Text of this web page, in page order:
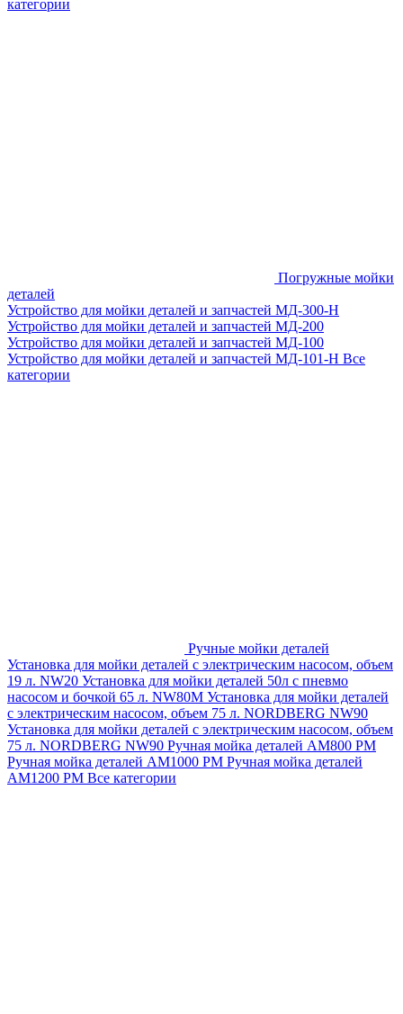
категории
Погружные мойки
деталей
Устройство для мойки деталей и запчастей МД-300-H
Устройство для мойки деталей и запчастей МД-200
Устройство для мойки деталей и запчастей МД-100
Устройство для мойки деталей и запчастей МД-101-Н Все
категории
Ручные мойки деталей
Установка для мойки деталей с электрическим насосом, объем
19 л. NW20 Установка для мойки деталей 50л с пневмо
насосом и бочкой 65 л. NW80M Установка для мойки деталей
с электрическим насосом, объем 75 л. NORDBERG NW90
Установка для мойки деталей с электрическим насосом, объем
75 л. NORDBERG NW90 Ручная мойка деталей АМ800 РМ
Ручная мойка деталей АМ1000 РМ Ручная мойка деталей
АМ1200 РМ Все категории